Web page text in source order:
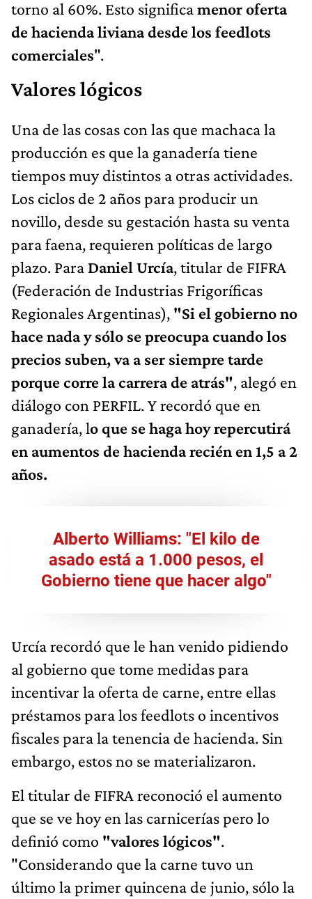
torno al 60%. Esto significamenor oferta
de hacienda liviana desde los feedlots
comerciales".
Valores lógicos
Una de las cosas con las que machaca la
producción es que la ganadería tiene
tiempos muy distintos a otras actividades.
Los ciclos de 2 años para producir un
novillo, desde su gestación hasta su venta
para faena, requieren políticas de largo
plazo. Para Daniel Urcía, titular de FIFRA
(Federación de Industrias Frigoríficas
Regionales Argentinas), "Si el gobierno no
hace nada y sólo se preocupa cuando los
precios suben, va a ser siempre tarde
porque corre la carrera de atrás", alegó en
diálogo con PERFIL. Y recordó que en
ganadería, lo que se haga hoy repercutirá
en aumentos de hacienda recién en 1,5 a 2
años.
Alberto Williams: "El kilo de
asado está a 1.000 pesos, el
Gobierno tiene que hacer algo"
Urcía recordó que le han venido pidiendo
al gobierno que tome medidas para
incentivar la oferta de carne, entre ellas
préstamos para los feedlots o incentivos
fiscales para la tenencia de hacienda. Sin
embargo, estos no se materializaron.
El titular de FIFRA reconoció el aumento
que se ve hoy en las carnicerías pero lo
definió como "valores lógicos".
"Considerando que la carne tuvo un
último la primer quincena de junio, sólo la